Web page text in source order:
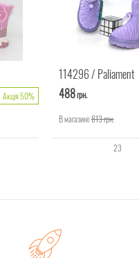
Акція 50%
114296 Paliament
488грн.
В магазині:813грн.
23